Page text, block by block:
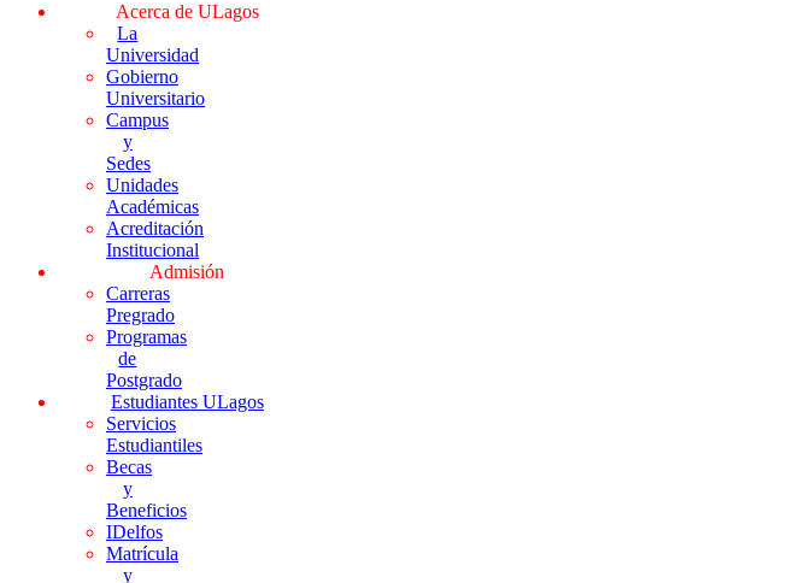
Acerca de ULagos
La
Universidad
Gobierno
Universitario
Campus
y
Sedes
Unidades
Académicas
Acreditación
Institucional
Admisión
Carreras
Pregrado
Programas
de
Postgrado
Estudiantes ULagos
Servicios
Estudiantiles
Becas
y
Beneficios
IDelfos
Matrícula
y